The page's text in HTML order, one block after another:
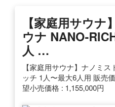
【家庭用サウ
ウナ NANO-
人 …
【家庭用サウナ】ナノミ
ッチ 1人〜最大6人用 販売
望小売価格 : 1,155,000円